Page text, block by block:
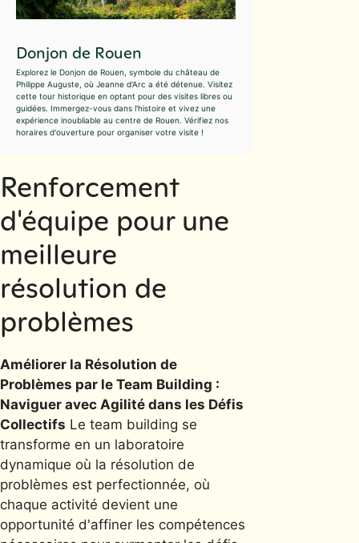
Donjon de Rouen
Explorez le Donjon de Rouen, symbole du château de
Philippe Auguste, où Jeanne d'Arc a été détenue. Visitez
cette tour historique en optant pour des visites libres ou
guidées. Immergez-vous dans l'histoire et vivez une
expérience inoubliable au centre de Rouen. Vérifiez nos
horaires d'ouverture pour organiser votre visite !
Renforcement
d'équipe pour une
meilleure
résolution de
problèmes
Améliorer la Résolution de
Problèmes par le Team Building :
Naviguer avec Agilité dans les Défis
Collectifs Le team building se
transforme en un laboratoire
dynamique où la résolution de
problèmes est perfectionnée, où
chaque activité devient une
opportunité d'affiner les compétences